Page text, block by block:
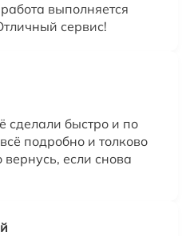
выполняется
сервис!
сделали быстро и по
подробно и толково
вернусь, если снова